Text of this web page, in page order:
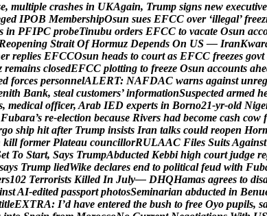
e, multiple crashes in UKAgain, Trump signs new executive
ged IPOB MembershipOsun sues EFCC over ‘illegal’ freez
s in PFIPC probeTinubu orders EFCC to vacate Osun acc
Reopening Strait Of Hormuz Depends On US — IranKwar
er replies EFCCOsun heads to court as EFCC freezes govt
remains closedEFCC plotting to freeze Osun accounts ahe
d forces personnelALERT: NAFDAC warns against unreg
nith Bank, steal customers’ informationSuspected armed h
, medical officer, Arab IED experts in Borno21-yr-old Nige
Fubara’s re-election because Rivers had become cash cow f
go ship hit after Trump insists Iran talks could reopen Hor
kill former Plateau councillorRULAAC Files SuitsAgainst
et To Start, Says TrumpAbducted Kebbi high court judge re
says Trump liedWike declares end to political feud with Fub
rs102 Terrorists Killed In July— DHQHamas agrees to dis
instAI-edited passport photosSeminarian abducted in Benu
itleEXTRA: I’d have entered the bush to free Oyo pupils, s